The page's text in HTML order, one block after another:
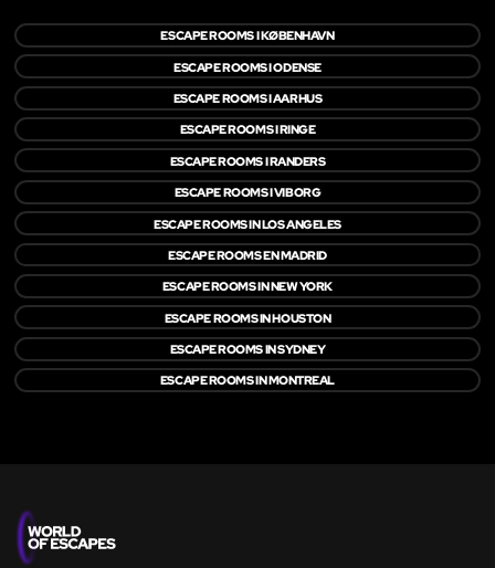
ESCAPE ROOMS I KØBENHAVN
ESCAPE ROOMS I ODENSE
ESCAPE ROOMS I AARHUS
ESCAPE ROOMS I RINGE
ESCAPE ROOMS I RANDERS
ESCAPE ROOMS I VIBORG
ESCAPE ROOMS IN LOS ANGELES
ESCAPE ROOMS EN MADRID
ESCAPE ROOMS IN NEW YORK
ESCAPE ROOMS IN HOUSTON
ESCAPE ROOMS IN SYDNEY
ESCAPE ROOMS IN MONTREAL